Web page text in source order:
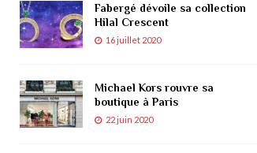
Fabergé dévoile sa collection
Hilal Crescent
16 juillet 2020
Michael Kors rouvre sa
boutique à Paris
22 juin 2020